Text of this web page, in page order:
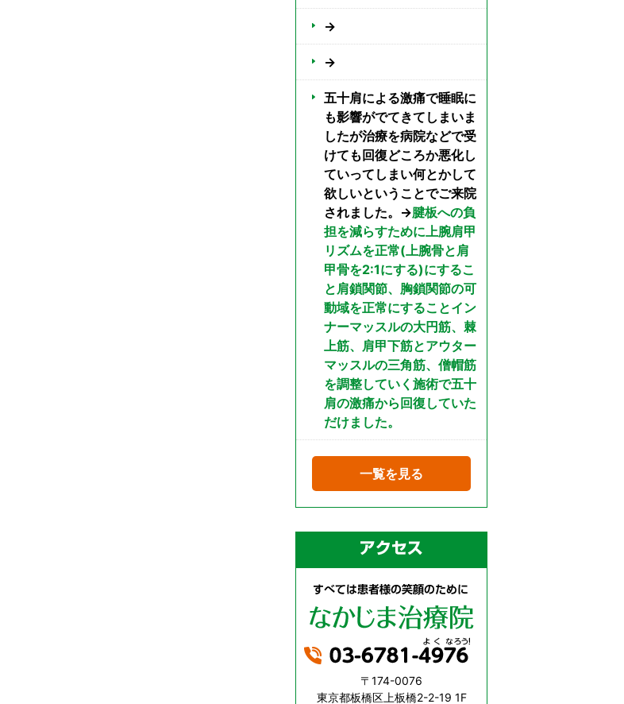
→
→
五十肩による激痛で睡眠に
も影響がでてきてしまいま
したが治療を病院などで受
けても回復どころか悪化し
ていってしまい何とかして
欲しいということでご来院
されました。→腱板への負
担を減らすために上腕肩甲
リズムを正常(上腕骨と肩
甲骨を2:1にする)にするこ
と肩鎖関節、胸鎖関節の可
動域を正常にすることイン
ナーマッスルの大円筋、棘
上筋、肩甲下筋とアウター
マッスルの三角筋、僧帽筋
を調整していく施術で五十
肩の激痛から回復していた
だけました。
一覧を見る
〒174-0076
東京都板橋区上板橋2-2-19 1F